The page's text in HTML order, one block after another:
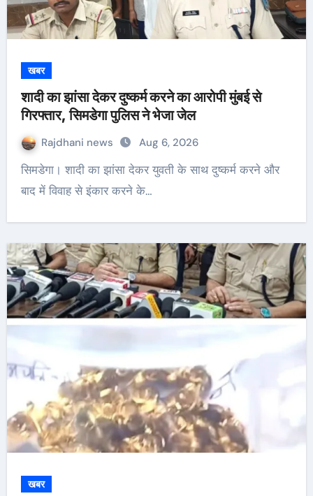
खबर
शादी का झांसा देकर दुष्कर्म करने का आरोपी मुंबई से
गिरफ्तार, सिमडेगा पुलिस ने भेजा जेल
Rajdhani news Aug 6, 2026
सिमडेगा। शादी का झांसा देकर युवती के साथ दुष्कर्म करने और
बाद में विवाह से इंकार करने के…
खबर